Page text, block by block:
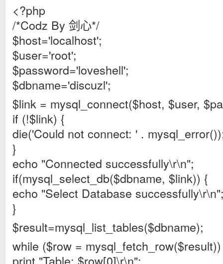
<?php
/*Codz By 剑心*/
$host='localhost';
$user='root';
$password='loveshell';
$dbname='discuzl';
$link = mysql_connect($host, $user,
if (!$link) {
die('Could not connect: ' .
}
echo "Connected successfully\r\n";
if(mysql_select_db($dbname, $link)) {
echo "Select Database
}
$result=mysql_list_tables($dbname);
while ($row =
print "Table: $row[0]\r\n";